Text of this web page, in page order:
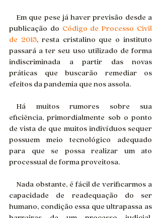
Em que pese já haver previsão desde a
publicação do Código de Processo Civil
de 2015, resta cristalino que o instituto
passará a ter seu uso utilizado de forma
indiscriminada a partir das novas
práticas que buscarão remediar os
efeitos da pandemia que nos assola.
Há muitos rumores sobre sua
eficiência, primordialmente sob o ponto
de vista de que muitos indivíduos sequer
possuem meio tecnológico adequado
para que se possa realizar um ato
processual de forma proveitosa.
Nada obstante, é fácil de verificarmos a
capacidade de readequação do ser
humano, condição essa que ultrapassa as